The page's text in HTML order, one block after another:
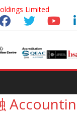
Limited